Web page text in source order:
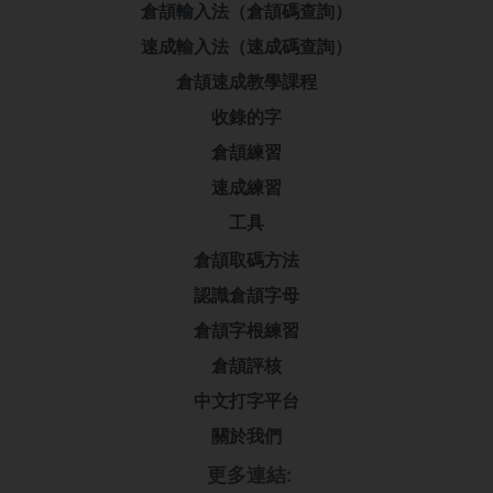
倉頡輸入法（倉頡碼查詢）
速成輸入法（速成碼查詢）
倉頡速成教學課程
收錄的字
倉頡練習
速成練習
工具
倉頡取碼方法
認識倉頡字母
倉頡字根練習
倉頡評核
中文打字平台
關於我們
更多連結: